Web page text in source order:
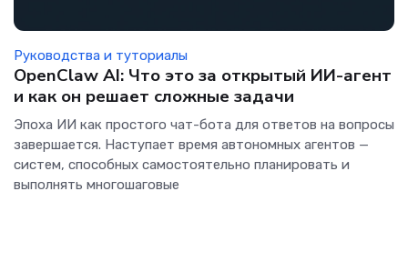
Руководства и туториалы
OpenClaw AI: Что это за открытый ИИ-агент
и как он решает сложные задачи
Эпоха ИИ как простого чат-бота для ответов на вопросы
завершается. Наступает время автономных агентов —
систем, способных самостоятельно планировать и
выполнять многошаговые